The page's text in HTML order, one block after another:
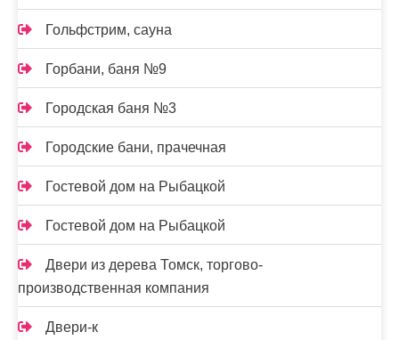
Гольфстрим, сауна
Горбани, баня №9
Городская баня №3
Городские бани, прачечная
Гостевой дом на Рыбацкой
Гостевой дом на Рыбацкой
Двери из дерева Томск, торгово-
производственная компания
Двери-к